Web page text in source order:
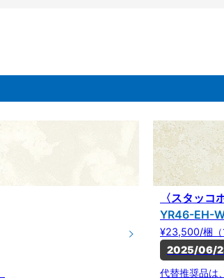
〈スタッコ
YR46-EH-
¥23,500/梱（
2025/06/
代替推奨品は